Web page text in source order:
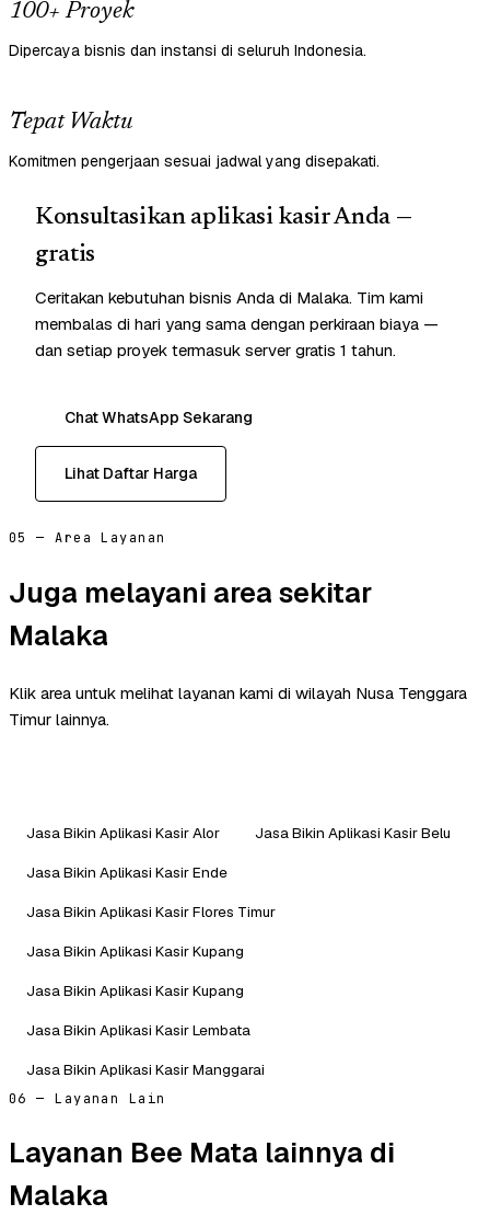
100+ Proyek
Dipercaya bisnis dan instansi di seluruh Indonesia.
Tepat Waktu
Komitmen pengerjaan sesuai jadwal yang disepakati.
Konsultasikan aplikasi kasir Anda —
gratis
Ceritakan kebutuhan bisnis Anda di Malaka. Tim kami
membalas di hari yang sama dengan perkiraan biaya —
dan setiap proyek termasuk server gratis 1 tahun.
Chat WhatsApp Sekarang
Lihat Daftar Harga
05 — Area Layanan
Juga melayani area sekitar
Malaka
Klik area untuk melihat layanan kami di wilayah Nusa Tenggara
Timur lainnya.
Jasa Bikin Aplikasi Kasir Alor
Jasa Bikin Aplikasi Kasir Belu
Jasa Bikin Aplikasi Kasir Ende
Jasa Bikin Aplikasi Kasir Flores Timur
Jasa Bikin Aplikasi Kasir Kupang
Jasa Bikin Aplikasi Kasir Kupang
Jasa Bikin Aplikasi Kasir Lembata
Jasa Bikin Aplikasi Kasir Manggarai
06 — Layanan Lain
Layanan Bee Mata lainnya di
Malaka